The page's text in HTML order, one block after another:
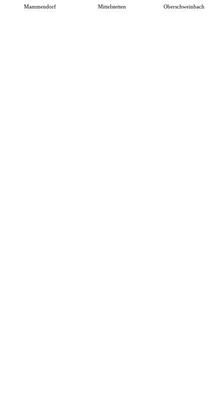
Mammendorf Mittelstetten Oberschweinbach